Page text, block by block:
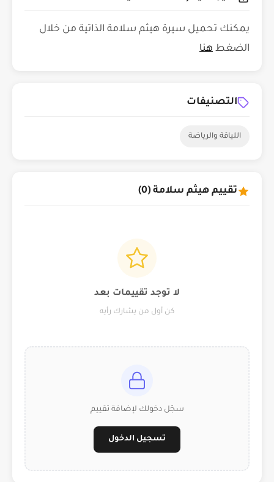
يمكنك تحميل سيرة هيثم سلامة الذاتية من خلال
الضغط هنا
التصنيفات
اللياقة والرياضة
تقييم هيثم سلامة (0)
لا توجد تقييمات بعد
كن أول من يشارك رأيه
سجّل دخولك لإضافة تقييم
تسجيل الدخول